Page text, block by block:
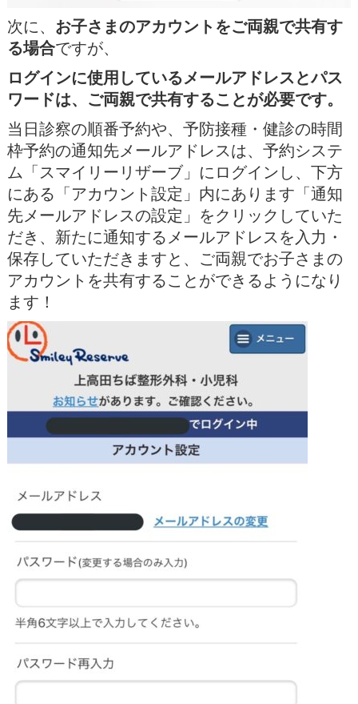
次に、 お子さまのアカウントをご両親で共有す
る場合ですが、
ログインに使用しているメールアドレスとパス
ワードは、ご両親で共有することが必要です。
当日診察の順番予約や、予防接種・健診の時間
枠予約の通知先メールアドレスは、予約システ
ム「スマイリーリザーブ」にログインし、下方
にある「アカウント設定」内にあります「通知
先メールアドレスの設定」をクリックしていた
だき、新たに通知するメールアドレスを入力・
保存していただきますと、ご両親でお子さまの
アカウントを共有することができるようになり
ます！